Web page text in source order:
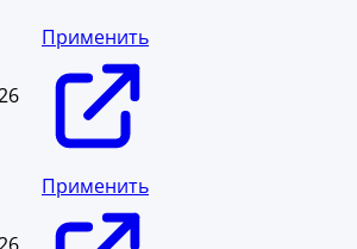
Применить
Применить